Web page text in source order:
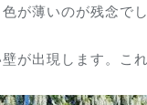
が薄いのが残念で
が出現します。こ